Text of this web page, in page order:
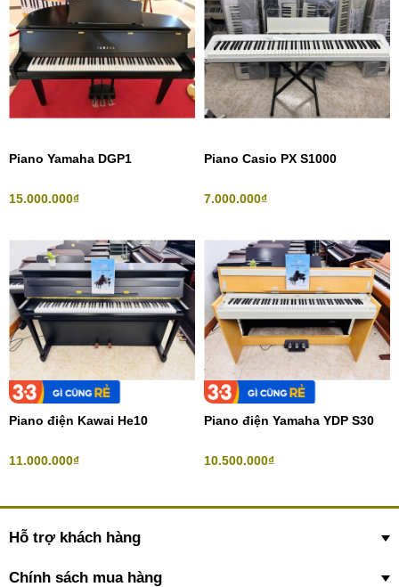
Piano Yamaha DGP1
15.000.000₫
Piano Casio PX S1000
7.000.000₫
Piano điện Kawai He10
11.000.000₫
Piano điện Yamaha YDP S30
10.500.000₫
Hỗ trợ khách hàng
Chính sách mua hàng